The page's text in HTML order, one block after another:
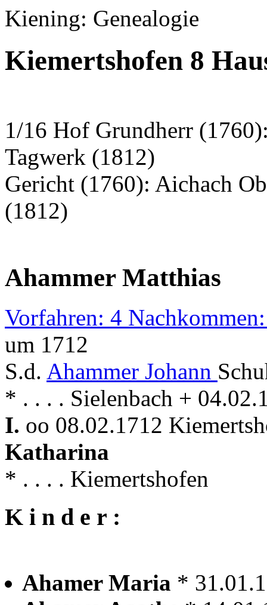
Kiening: Genealogie
Kiemertshofen 8
1/16 Hof Grundherr
Tagwerk (1812)
Gericht (1760): Aichach
(1812)
Ahammer Matthias
Vorfahren: 4
um 1712
S.d. Ahammer Johann
* . . . . Sielenbach +
I. oo 08.02.1712
Katharina
* . . . . Kiemertshofen
K i n d e r :
Ahamer Maria *